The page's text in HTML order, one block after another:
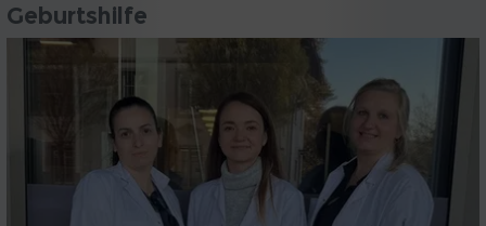
Geburtshilfe